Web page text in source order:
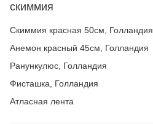
скиммия
Скиммия красная 50см, Голландия
Анемон красный 45см, Голландия
Ранункулюс, Голландия
Фисташка, Голландия
Атласная лента